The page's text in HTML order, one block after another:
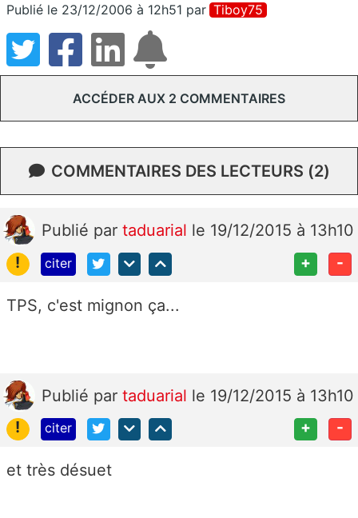
Publié le 23/12/2006 à 12h51 par Tiboy75
ACCÉDER AUX 2 COMMENTAIRES
COMMENTAIRES DES LECTEURS (2)
Publié par taduarial le 19/12/2015 à 13h10
!
citer + -
TPS, c'est mignon ça...
Publié par taduarial le 19/12/2015 à 13h10
!
citer + -
et très désuet